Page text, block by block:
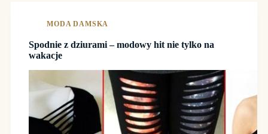
MODA DAMSKA
Spodnie z dziurami – modowy hit nie tylko na
wakacje